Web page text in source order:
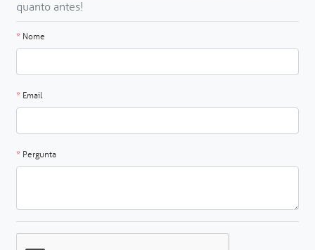
quanto antes!
* Nome
* Email
* Pergunta